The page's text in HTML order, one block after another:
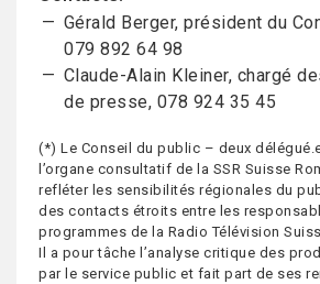
Gérald Berger, président du
079 892 64 98
Claude-Alain Kleiner, chargé
de presse, 078 924 35 45
(*) Le Conseil du public – deux
l’organe consultatif de la SSR Suisse
refléter les sensibilités régionales du
des contacts étroits entre les
programmes de la Radio Télévision
Il a pour tâche l’analyse critique des
par le service public et fait part de ses